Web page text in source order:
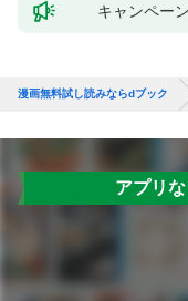
キャンペーン
漫画無料試し読みならdブック
アプリ